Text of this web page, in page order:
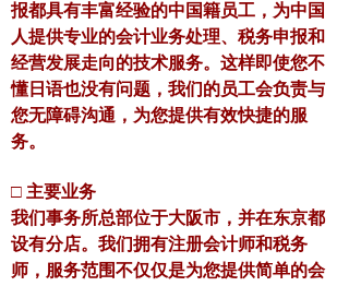
报都具有丰富经验的中国籍员工，为中国
人提供专业的会计业务处理、税务申报和
经营发展走向的技术服务。这样即使您不
懂日语也没有问题，我们的员工会负责与
您无障碍沟通，为您提供有效快捷的服
务。
□ 主要业务
我们事务所总部位于大阪市，并在东京都
设有分店。我们拥有注册会计师和税务
师，服务范围不仅仅是为您提供简单的会